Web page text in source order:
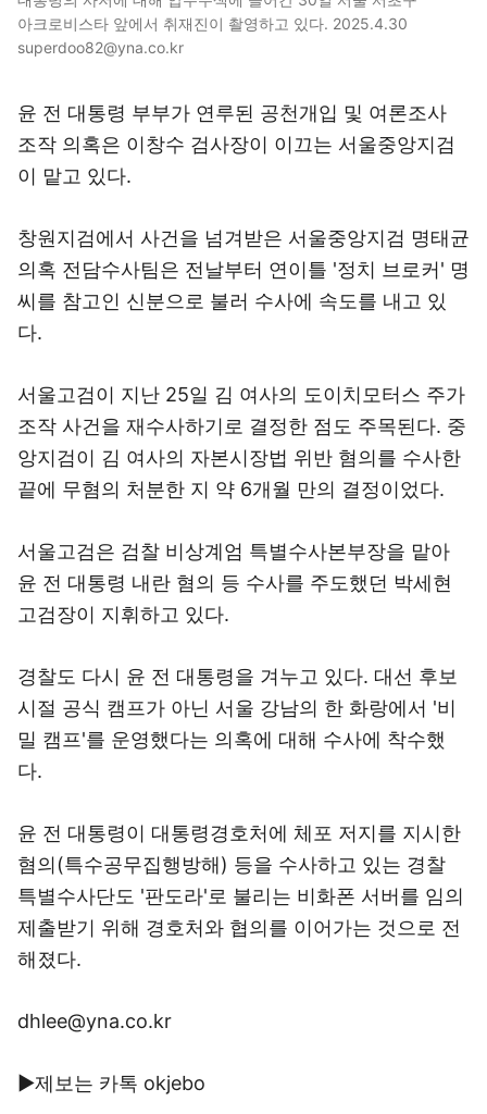
아크로비스타 앞에서 취재진이 촬영하고 있다. 2025.4.30
superdoo82@yna.co.kr
윤 전 대통령 부부가 연루된 공천개입 및 여론조사
조작 의혹은 이창수 검사장이 이끄는 서울중앙지검
이 맡고 있다.
창원지검에서 사건을 넘겨받은 서울중앙지검 명태균
의혹 전담수사팀은 전날부터 연이틀 '정치 브로커' 명
씨를 참고인 신분으로 불러 수사에 속도를 내고 있
다.
서울고검이 지난 25일 김 여사의 도이치모터스 주가
조작 사건을 재수사하기로 결정한 점도 주목된다. 중
앙지검이 김 여사의 자본시장법 위반 혐의를 수사한
끝에 무혐의 처분한 지 약 6개월 만의 결정이었다.
서울고검은 검찰 비상계엄 특별수사본부장을 맡아
윤 전 대통령 내란 혐의 등 수사를 주도했던 박세현
고검장이 지휘하고 있다.
경찰도 다시 윤 전 대통령을 겨누고 있다. 대선 후보
시절 공식 캠프가 아닌 서울 강남의 한 화랑에서 '비
밀 캠프'를 운영했다는 의혹에 대해 수사에 착수했
다.
윤 전 대통령이 대통령경호처에 체포 저지를 지시한
혐의(특수공무집행방해) 등을 수사하고 있는 경찰
특별수사단도 '판도라'로 불리는 비화폰 서버를 임의
제출받기 위해 경호처와 협의를 이어가는 것으로 전
해졌다.
dhlee@yna.co.kr
▶제보는 카톡 okjebo